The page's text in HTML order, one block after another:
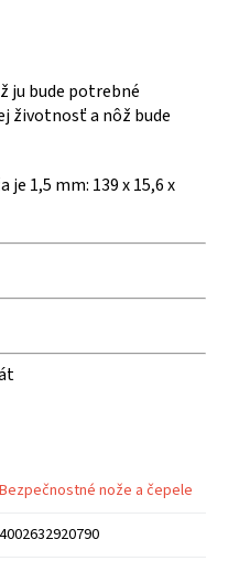
ju bude potrebné
životnosť a nôž bude
je 1,5 mm: 139 x 15,6 x
Bezpečnostné nože a čepele
4002632920790